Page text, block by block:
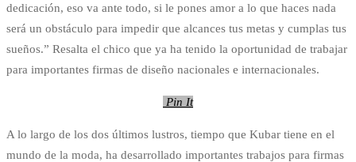
dedicación, eso va ante todo, si le pones amor a lo que haces nada
será un obstáculo para impedir que alcances tus metas y cumplas tus
sueños.” Resalta el chico que ya ha tenido la oportunidad de trabajar
para importantes firmas de diseño nacionales e internacionales.
Pin It
A lo largo de los dos últimos lustros, tiempo que Kubar tiene en el
mundo de la moda, ha desarrollado importantes trabajos para firmas